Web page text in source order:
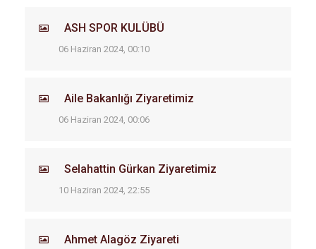
ASH SPOR KULÜBÜ
06 Haziran 2024, 00:10
Aile Bakanlığı Ziyaretimiz
06 Haziran 2024, 00:06
Selahattin Gürkan Ziyaretimiz
10 Haziran 2024, 22:55
Ahmet Alagöz Ziyareti